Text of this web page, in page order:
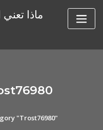
ماذا تعني
"Trost76980"